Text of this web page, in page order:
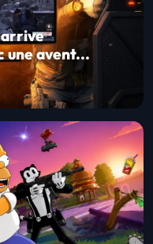
arrive
une avent...